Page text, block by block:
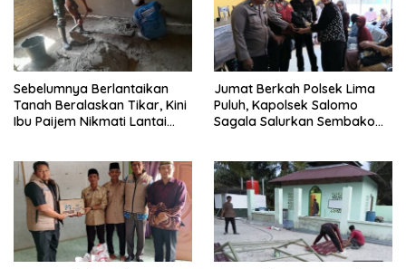
Sebelumnya Berlantaikan
Tanah Beralaskan Tikar, Kini
Ibu Paijem Nikmati Lantai
0208/Asahan
Jumat Berkah Polsek Lima
Puluh, Kapolsek Salomo
Sagala Salurkan Sembako